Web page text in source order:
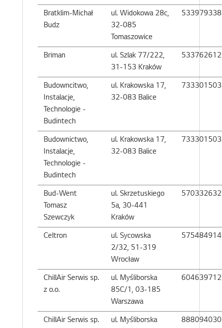
Bratklim-Michał
Budz
ul. Widokowa 28c,
32-085
Tomaszowice
533979338
Briman
ul. Szlak 77/222,
31-153 Kraków
533762612
Budowncitwo,
Instalacje,
Technologie -
Budintech
ul. Krakowska 17,
32-083 Balice
733301503
Budownictwo,
Instalacje,
Technologie -
Budintech
ul. Krakowska 17,
32-083 Balice
733301503
Bud-Went
Tomasz
Szewczyk
ul. Skrzetuskiego
5a, 30-441
Kraków
570332632
Celtron
ul. Sycowska
2/32, 51-319
Wrocław
575484914
ChillAir Serwis sp.
z o.o.
ul. Myśliborska
85C/1, 03-185
Warszawa
604639712
ChillAir Serwis sp.
ul. Myśliborska
888094030